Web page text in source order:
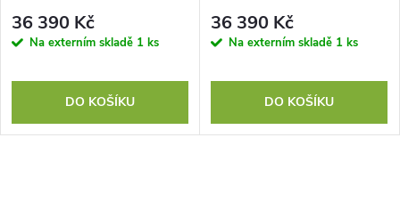
36 390 Kč
Na externím skladě 1 ks
DO KOŠÍKU
36 390 Kč
Na externím skladě 1 ks
DO KOŠÍKU